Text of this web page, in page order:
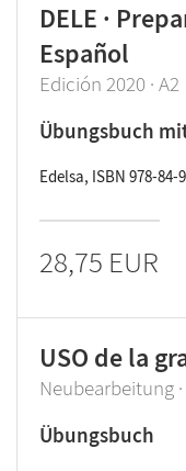
DELE ·
Español
Edición 2020 · A2
Übungsbuch
Edelsa, ISBN 978-84-
28,75 EUR
USO de la
Neubearbeitung
Übungsbuch